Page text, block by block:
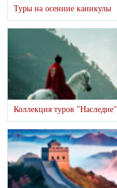
Туры на осенние каникулы
Коллекция туров "Наследие"